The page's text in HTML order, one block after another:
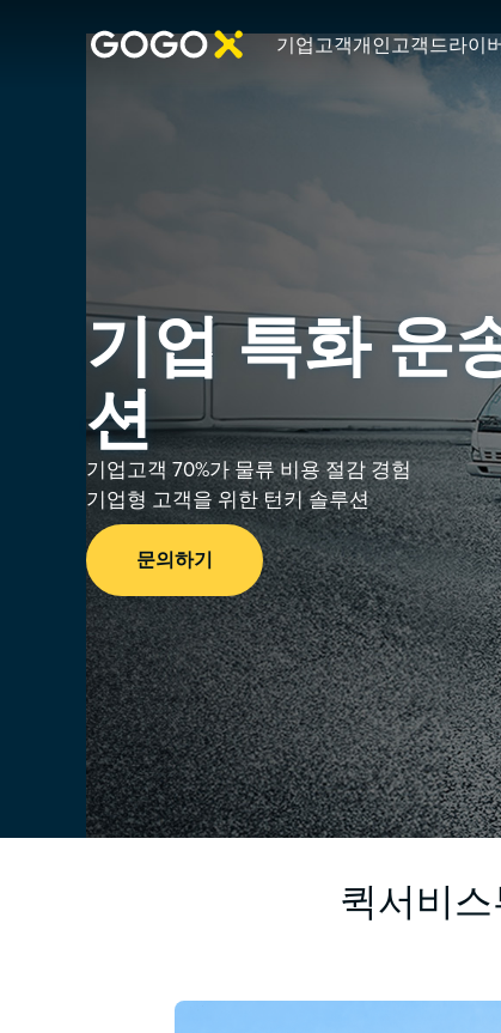
기업고객개인고객드라이
기업 특화 운
션
기업고객 70%가 물류 비용 절감 경험
기업형 고객을 위한 턴키 솔루션
문의하기
퀵서비